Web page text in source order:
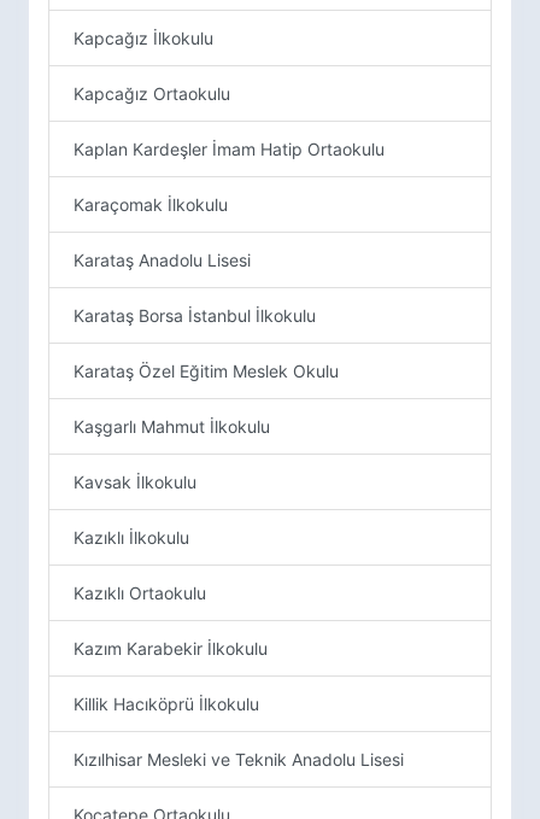
Kapcağız İlkokulu
Kapcağız Ortaokulu
Kaplan Kardeşler İmam Hatip Ortaokulu
Karaçomak İlkokulu
Karataş Anadolu Lisesi
Karataş Borsa İstanbul İlkokulu
Karataş Özel Eğitim Meslek Okulu
Kaşgarlı Mahmut İlkokulu
Kavsak İlkokulu
Kazıklı İlkokulu
Kazıklı Ortaokulu
Kazım Karabekir İlkokulu
Killik Hacıköprü İlkokulu
Kızılhisar Mesleki ve Teknik Anadolu Lisesi
Kocatepe Ortaokulu